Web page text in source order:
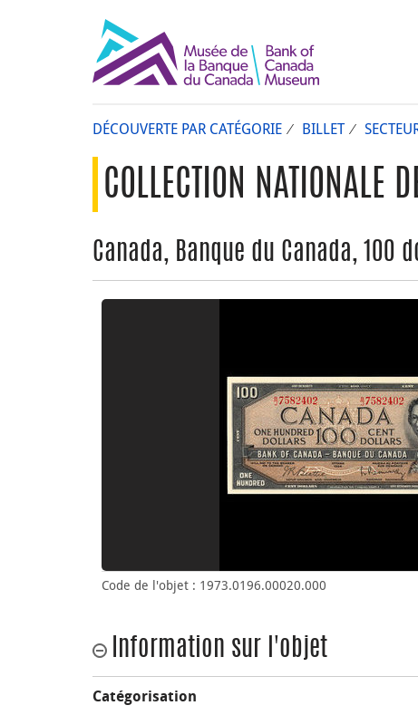
DÉCOUVERTE PAR CATÉGORIE BILLET
COLLECTION NATIONALE
Canada, Banque du Canada, 100
Code de l'objet : 1973.0196.00020.000
Information sur l'objet
Catégorisation